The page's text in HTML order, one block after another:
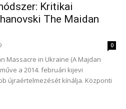
Kritikai
The Maidan
0
Massacre in Ukraine (A Majdan
a 2014. februári kijevi
újraértelmezését kínálja. Központi